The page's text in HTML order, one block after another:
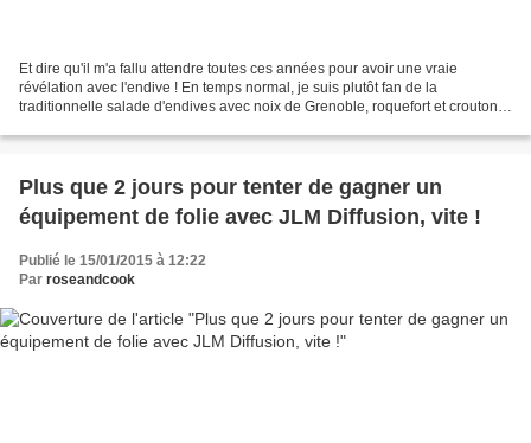
Et dire qu'il m'a fallu attendre toutes ces années pour avoir une vraie
révélation avec l'endive ! En temps normal, je suis plutôt fan de la
traditionnelle salade d'endives avec noix de Grenoble, roquefort et croutons
Plus que 2 jours pour tenter de gagner un
équipement de folie avec JLM Diffusion, vite !
Publié le 15/01/2015 à 12:22
Par roseandcook